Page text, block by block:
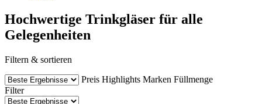
Hochwertige Trinkgläser für alle
Gelegenheiten
Filtern & sortieren
Preis Highlights Marken Füllmenge
Filter